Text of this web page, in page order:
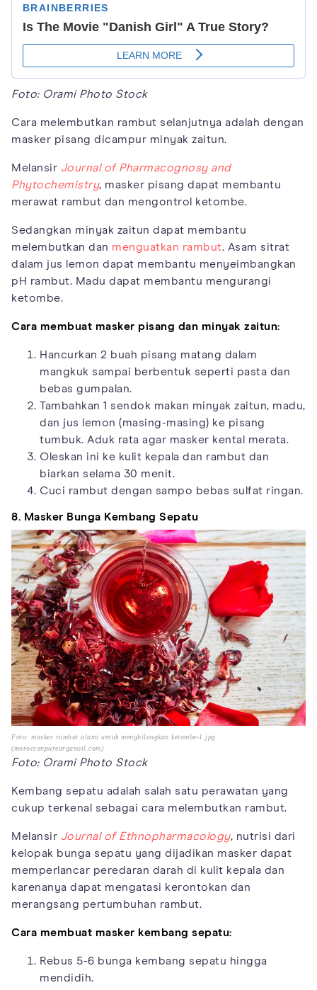
Foto: Orami Photo Stock
Cara melembutkan rambut selanjutnya adalah dengan
masker pisang dicampur minyak zaitun.
Melansir Journal of Pharmacognosy and
Phytochemistry, masker pisang dapat membantu
merawat rambut dan mengontrol ketombe.
Sedangkan minyak zaitun dapat membantu
melembutkan dan menguatkan rambut. Asam sitrat
dalam jus lemon dapat membantu menyeimbangkan
pH rambut. Madu dapat membantu mengurangi
ketombe.
Cara membuat masker pisang dan minyak zaitun:
Hancurkan 2 buah pisang matang dalam
mangkuk sampai berbentuk seperti pasta dan
bebas gumpalan.
Tambahkan 1 sendok makan minyak zaitun, madu,
dan jus lemon (masing-masing) ke pisang
tumbuk. Aduk rata agar masker kental merata.
Oleskan ini ke kulit kepala dan rambut dan
biarkan selama 30 menit.
Cuci rambut dengan sampo bebas sulfat ringan.
8. Masker Bunga Kembang Sepatu
Foto: masker rambut alami untuk menghilangkan ketombe-1.jpg
(moroccanpurearganoil.com)
Foto: Orami Photo Stock
Kembang sepatu adalah salah satu perawatan yang
cukup terkenal sebagai cara melembutkan rambut.
Melansir Journal of Ethnopharmacology, nutrisi dari
kelopak bunga sepatu yang dijadikan masker dapat
memperlancar peredaran darah di kulit kepala dan
karenanya dapat mengatasi kerontokan dan
merangsang pertumbuhan rambut.
Cara membuat masker kembang sepatu:
Rebus 5-6 bunga kembang sepatu hingga
mendidih.